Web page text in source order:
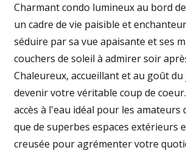
Charmant condo lumineux au bord
un cadre de vie paisible et
séduire par sa vue apaisante et ses
couchers de soleil à admirer soir
Chaleureux, accueillant et au goût
devenir votre véritable coup de
accès à l'eau idéal pour les amateurs
que de superbes espaces extérieurs
creusée pour agrémenter votre